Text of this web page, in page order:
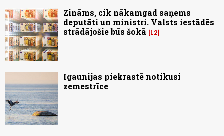
Zināms, cik nākamgad saņems
deputāti un ministri. Valsts iestādēs
strādājošie būs šokā
12
Igaunijas piekrastē notikusi
zemestrīce